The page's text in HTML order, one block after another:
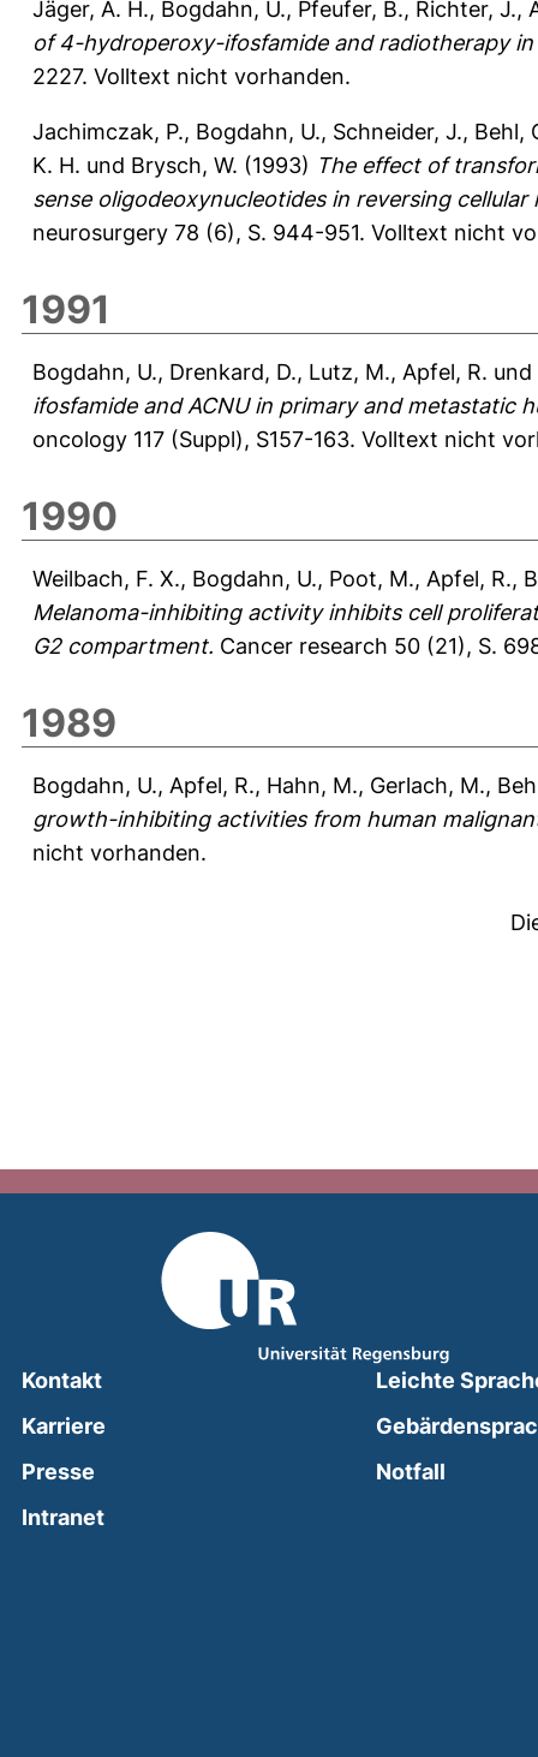
Jäger, A. H., Bogdahn, U., Pfeufer, B., Richter, J.,
of 4-hydroperoxy-ifosfamide and radiotherapy
2227. Volltext nicht vorhanden.
Jachimczak, P., Bogdahn, U., Schneider, J., Behl,
K. H. und Brysch, W. (1993) The effect of
sense oligodeoxynucleotides in reversing
neurosurgery 78 (6), S. 944-951. Volltext nicht
1991
Bogdahn, U., Drenkard, D., Lutz, M., Apfel, R. und
ifosfamide and ACNU in primary and metastatic
oncology 117 (Suppl), S157-163. Volltext nicht
1990
Weilbach, F. X., Bogdahn, U., Poot, M., Apfel, R.,
Melanoma-inhibiting activity inhibits cell
G2 compartment. Cancer research 50 (21), S.
1989
Bogdahn, U., Apfel, R., Hahn, M., Gerlach, M.,
growth-inhibiting activities from human
nicht vorhanden.
Kontakt
Karriere
Presse
Intranet(external link, opens in a new window)
Leichte
Notfall